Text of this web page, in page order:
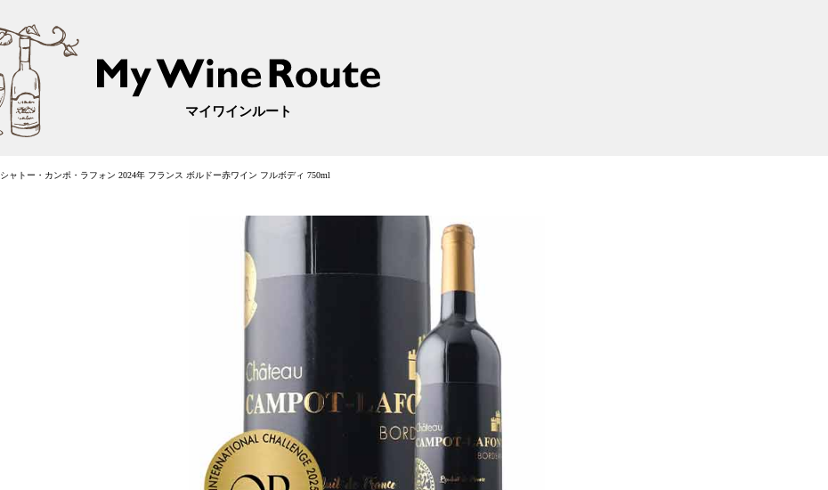
マイワインルート
シャトー・カンポ・ラフォン 2024年 フランス ボルドー赤ワイン フルボディ 750ml